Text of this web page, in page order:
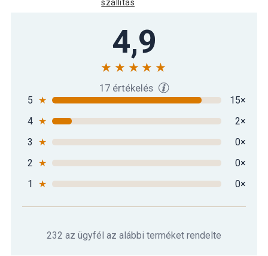
szállítás
4,9
17 értékelés
5 ★
15×
4 ★
2×
3
★
0×
2 ★
0×
1
★ 0×
232 az ügyfél az alábbi terméket rendelte